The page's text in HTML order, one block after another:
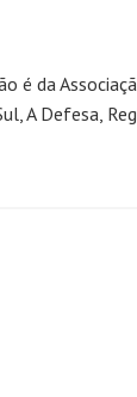
é da
A Defesa,